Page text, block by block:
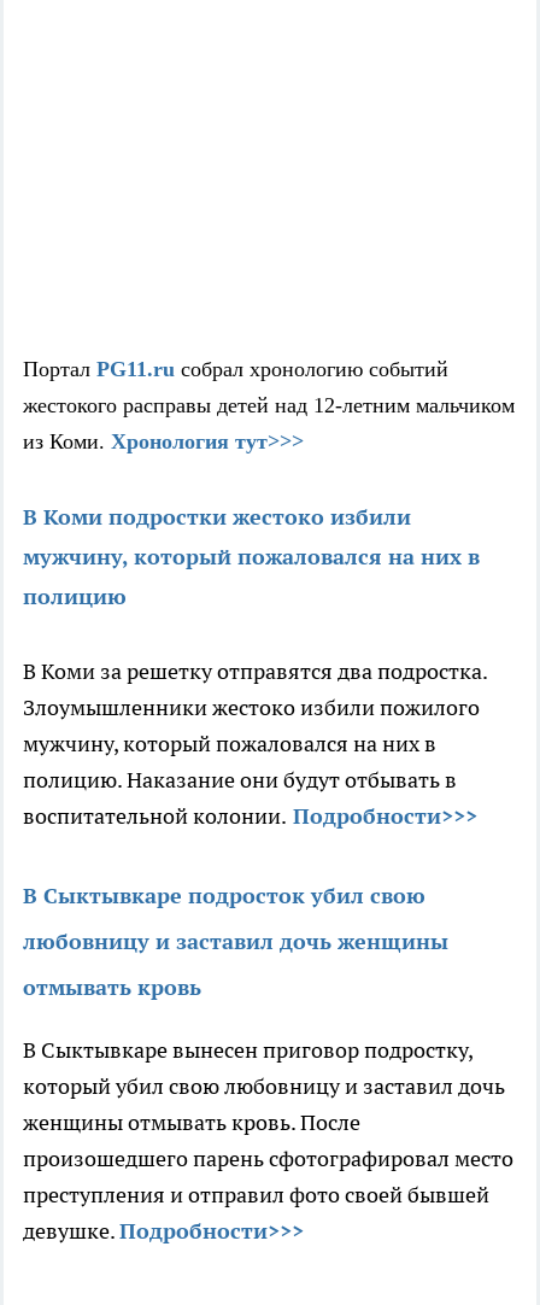
Портал PG11.ru собрал хронологию событий
жестокого расправы детей над 12-летним мальчиком
из Коми. Хронология тут>>>
В Коми подростки жестоко избили
мужчину, который пожаловался на них в
полицию
В Коми за решетку отправятся два подростка.
Злоумышленники жестоко избили пожилого
мужчину, который пожаловался на них в
полицию. Наказание они будут отбывать в
воспитательной колонии. Подробности>>>
В Сыктывкаре подросток убил свою
любовницу и заставил дочь женщины
отмывать кровь
В Сыктывкаре вынесен приговор подростку,
который убил свою любовницу и заставил дочь
женщины отмывать кровь. После
произошедшего парень сфотографировал место
преступления и отправил фото своей бывшей
девушке.Подробности>>>